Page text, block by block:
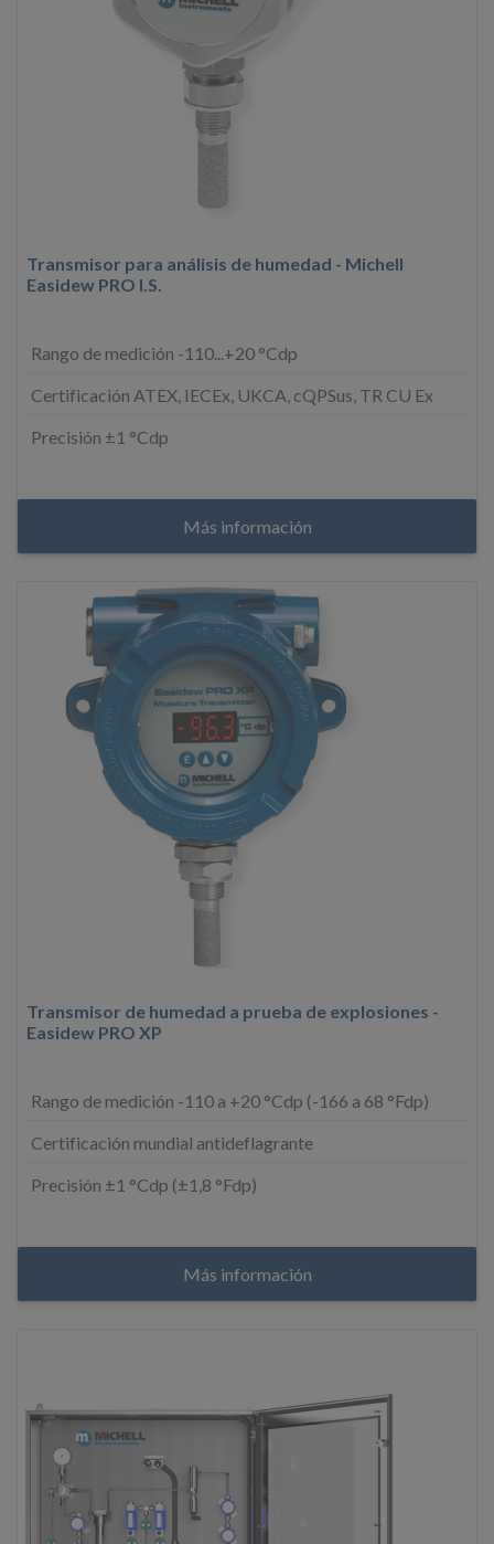
Transmisor para análisis de humedad - Michell
Easidew PRO I.S.
Rango de medición -110...+20 °Cdp
Certificación ATEX, IECEx, UKCA, cQPSus, TR CU Ex
Precisión ±1 °Cdp
Más información
Transmisor de humedad a prueba de explosiones -
Easidew PRO XP
Rango de medición -110 a +20 °Cdp (-166 a 68 °Fdp)
Certificación mundial antideflagrante
Precisión ±1 °Cdp (±1,8 °Fdp)
Más información